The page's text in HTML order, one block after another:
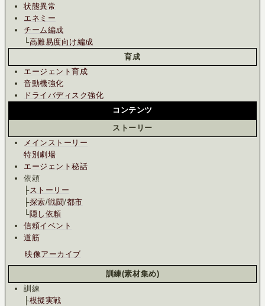
状態異常
エネミー
チーム編成
└高難易度向け編成
育成
エージェント育成
音動機強化
ドライバディスク強化
コンテンツ
ストーリー
メインストーリー
特別劇場
エージェント秘話
依頼
├ストーリー
├探索/戦闘/都市
└隠し依頼
信頼イベント
道筋
映像アーカイブ
訓練(素材集め)
訓練
├模擬実戦